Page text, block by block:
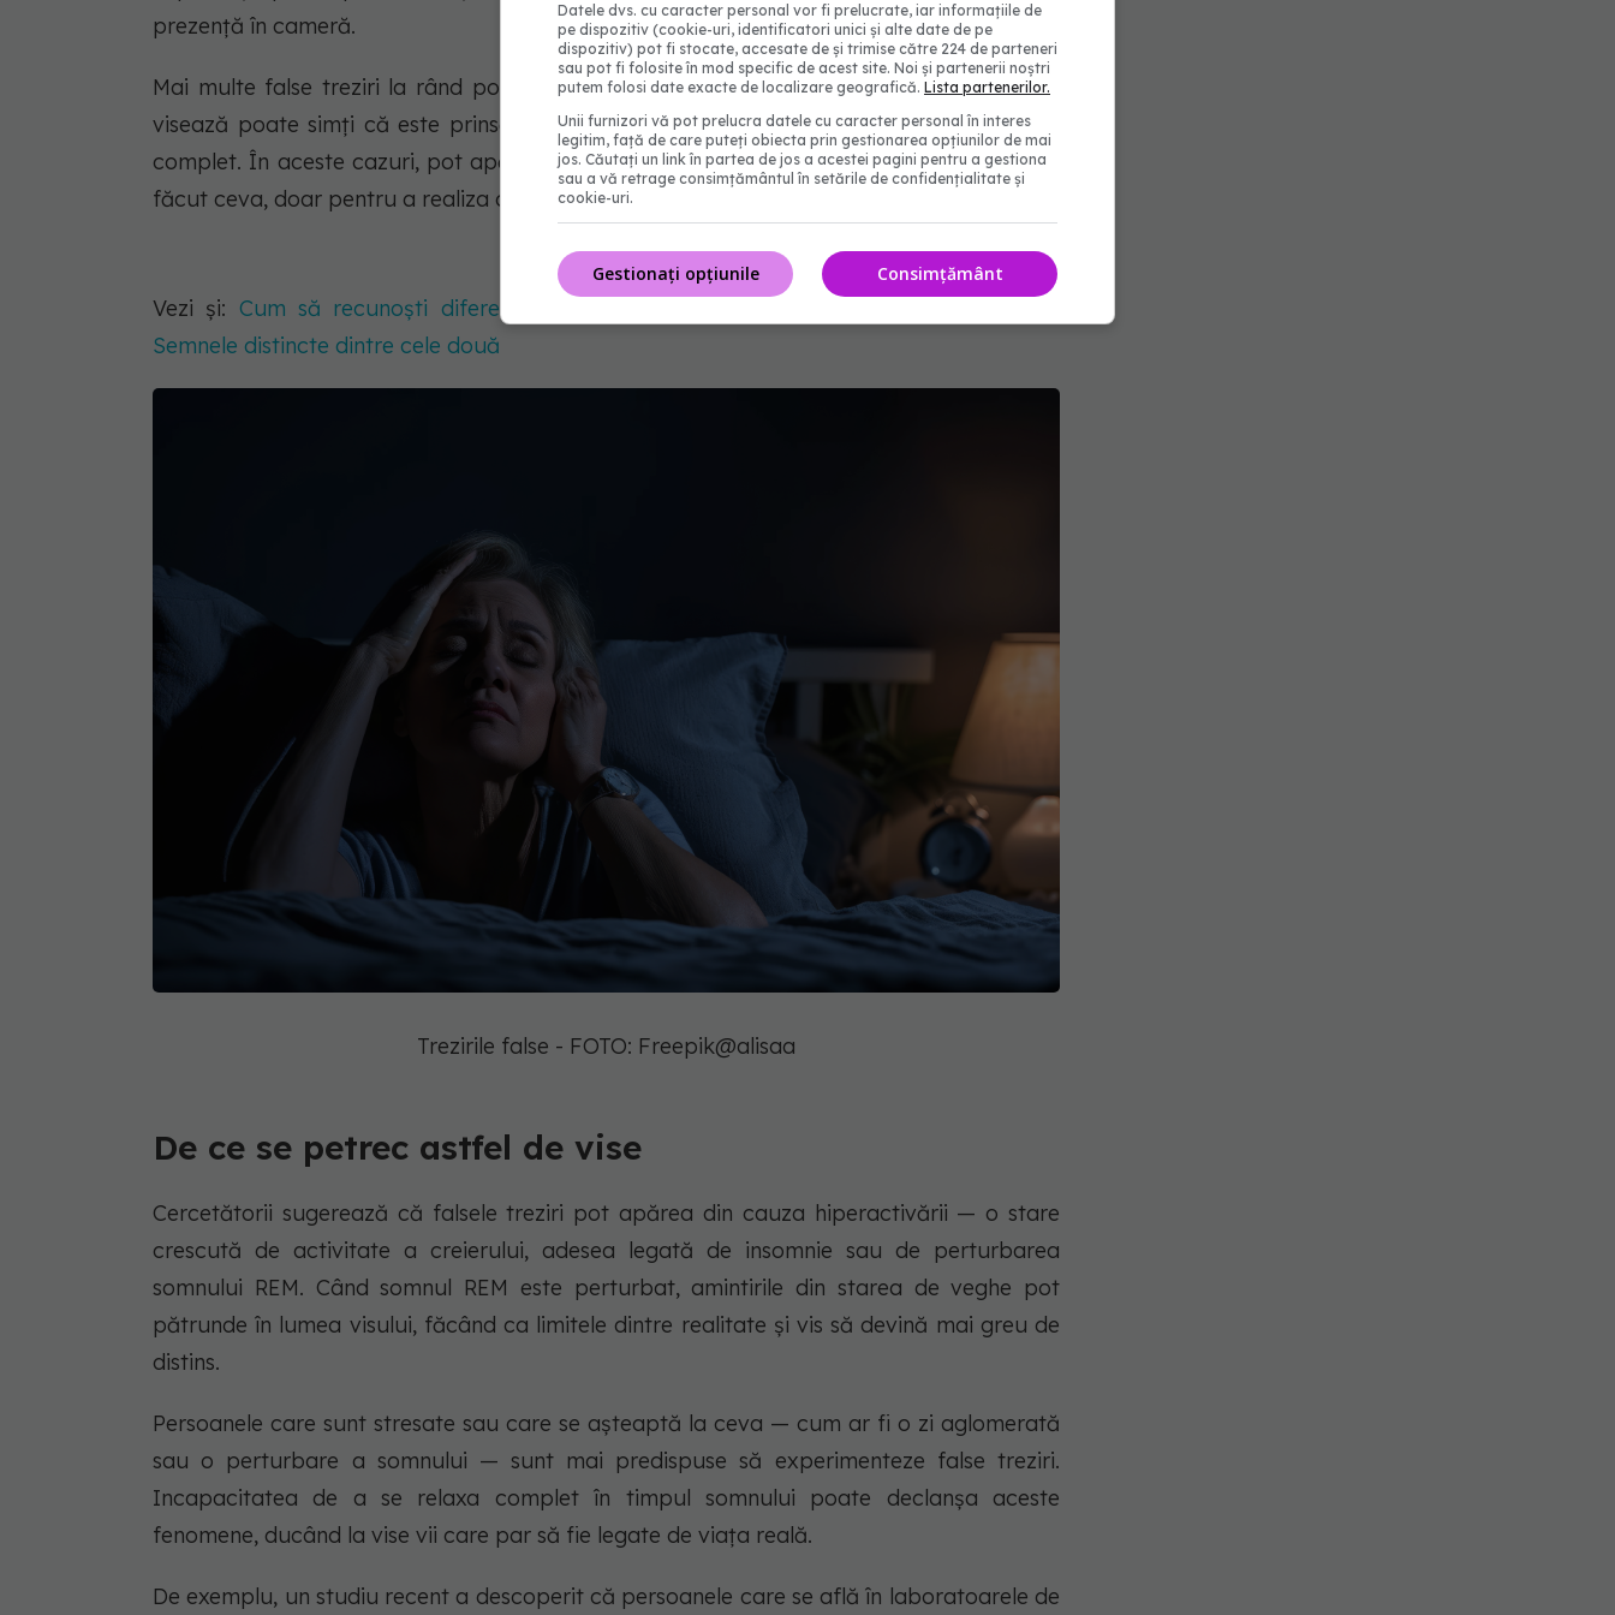
prezență în cameră.
Mai multe false treziri la rând pot fi, de asemenea, stresante, deoarece persoana care
visează poate simți că este prinsă într-o buclă fără sfârșit, incapabilă să se trezească
complet. În aceste cazuri, pot apărea amintiri false, în care persoana își amintește că a
făcut ceva, doar pentru a realiza că nu s-a întâmplat deloc.
Vezi și: Cum să recunoști diferențele între durerea de gât virală și cea bacteriană.
Semnele distincte dintre cele două
Trezirile false - FOTO: Freepik@alisaa
De ce se petrec astfel de vise
Cercetătorii sugerează că falsele treziri pot apărea din cauza hiperactivării — o stare
crescută de activitate a creierului, adesea legată de insomnie sau de perturbarea
somnului REM. Când somnul REM este perturbat, amintirile din starea de veghe pot
pătrunde în lumea visului, făcând ca limitele dintre realitate și vis să devină mai greu de
distins.
Persoanele care sunt stresate sau care se așteaptă la ceva — cum ar fi o zi aglomerată
sau o perturbare a somnului — sunt mai predispuse să experimenteze false treziri.
Incapacitatea de a se relaxa complet în timpul somnului poate declanșa aceste
fenomene, ducând la vise vii care par să fie legate de viața reală.
De exemplu, un studiu recent a descoperit că persoanele care se află în laboratoarele de
Datele dvs. cu caracter personal vor fi prelucrate, iar informațiile de
pe dispozitiv (cookie-uri, identificatori unici și alte date de pe
dispozitiv) pot fi stocate, accesate de și trimise către 224 de parteneri
sau pot fi folosite în mod specific de acest site. Noi și partenerii noștri
putem folosi date exacte de localizare geografică. Lista partenerilor.
Unii furnizori vă pot prelucra datele cu caracter personal în interes
legitim, față de care puteți obiecta prin gestionarea opțiunilor de mai
jos. Căutați un link în partea de jos a acestei pagini pentru a gestiona
sau a vă retrage consimțământul în setările de confidențialitate și
cookie-uri.
Consimțământ
Gestionați opțiunile